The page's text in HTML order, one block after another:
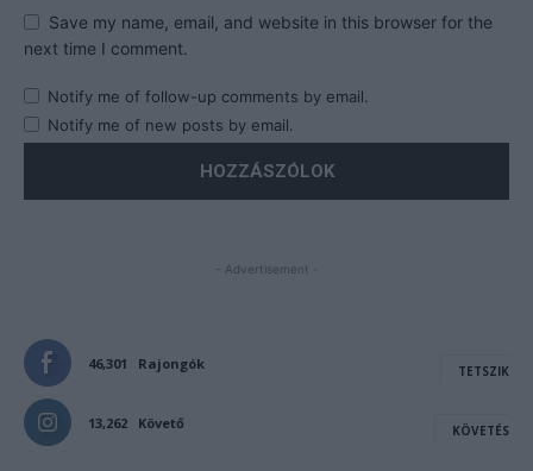
Save my name, email, and website in this browser for the
next time I comment.
Notify me of follow-up comments by email.
Notify me of new posts by email.
- Advertisement -
46,301 Rajongók TETSZIK
13,262 Követő KÖVETÉS